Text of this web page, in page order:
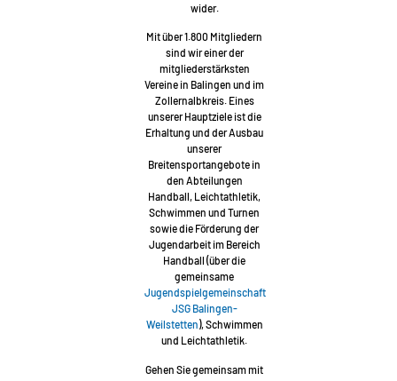
wider.
Mit über 1.800 Mitgliedern
sind wir einer der
mitgliederstärksten
Vereine in Balingen und im
Zollernalbkreis. Eines
unserer Hauptziele ist die
Erhaltung und der Ausbau
unserer
Breitensportangebote in
den Abteilungen
Handball, Leichtathletik,
Schwimmen und Turnen
sowie die Förderung der
Jugendarbeit im Bereich
Handball (über die
gemeinsame
Jugendspielgemeinschaft
JSG Balingen-
Weilstetten), Schwimmen
und Leichtathletik.
Gehen Sie gemeinsam mit